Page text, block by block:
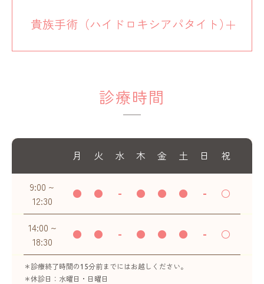
貴族手術（ハイドロキシアパタイト）
診療時間
月 火 水 木 金 土 日 祝
9:00 ~
12:30
● ● - ● ● ● - ○
14:00 ~
18:30
● ● - ● ● ● - ○
診療終了時間の15分前までにはお越しください。
休診日：水曜日・日曜日